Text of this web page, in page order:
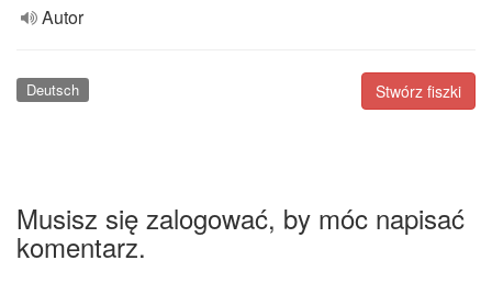
Autor
Stwórz fiszki
Deutsch
Musisz się zalogować, by móc napisać
komentarz.